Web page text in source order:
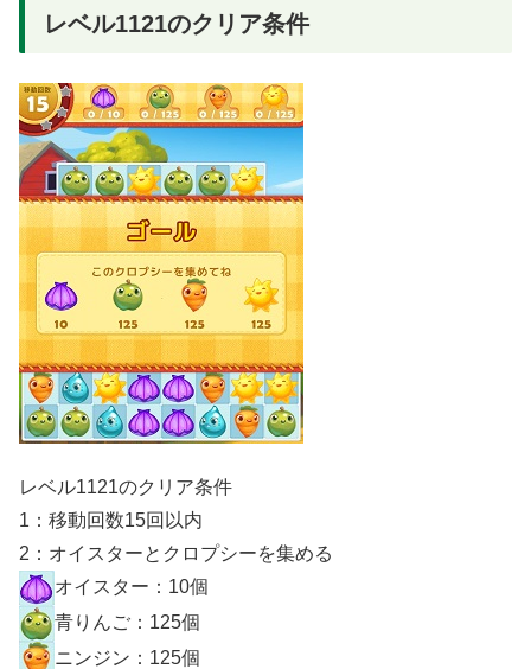
レベル1121のクリア条件
レベル1121のクリア条件
1：移動回数15回以内
2：オイスターとクロプシーを集める
オイスター：10個
青りんご：125個
ニンジン：125個